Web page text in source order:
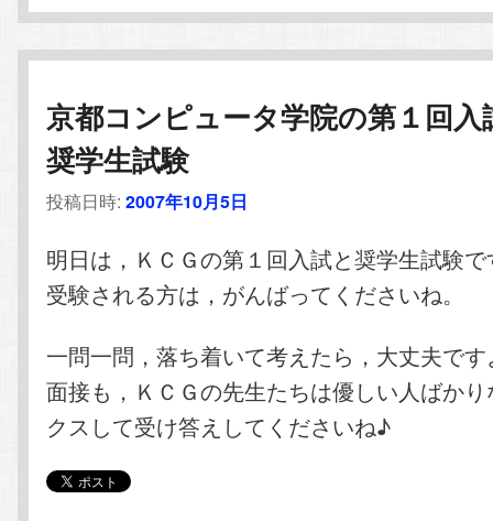
京都コンピュータ学院の第１回入
奨学生試験
投稿日時:2007年10月5日
明日は，ＫＣＧの第１回入試と奨学生試験
受験される方は，がんばってくださいね。
一問一問，落ち着いて考えたら，大丈夫で
面接も，ＫＣＧの先生たちは優しい人ばか
クスして受け答えしてくださいね♪